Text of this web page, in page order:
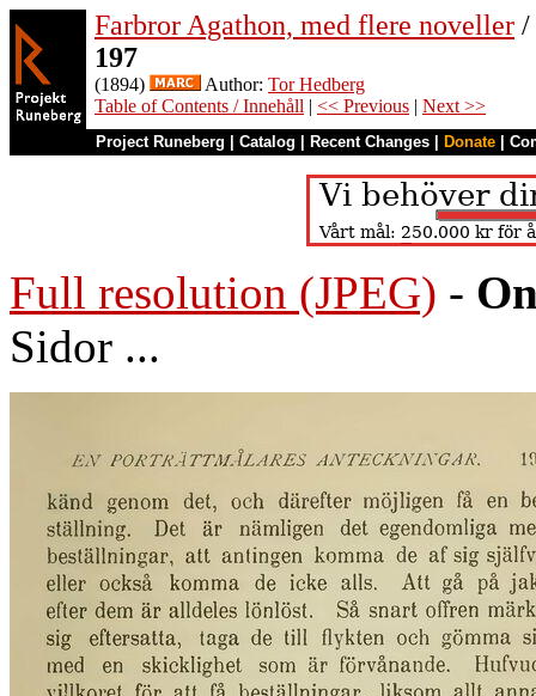
Farbror Agathon, med flere noveller /
197
(1894) Author: Tor Hedberg
Table of Contents / Innehåll | << Previous | Next >>
Project Runeberg Catalog Recent Changes Donate
Full resolution (JPEG) -
Sidor ...